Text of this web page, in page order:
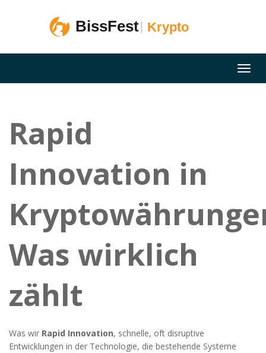
Rapid
Innovation in
Was wirklich
zählt
Was wir Rapid Innovation, schnelle, oft disruptive
Entwicklungen in der Technologie, die bestehende Systeme